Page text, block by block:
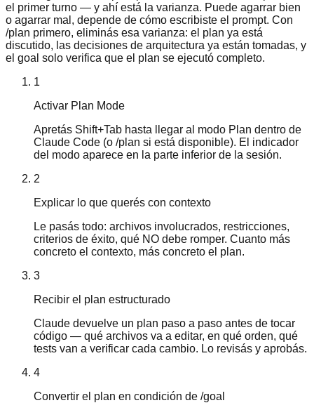
el primer turno — y ahí está la varianza. Puede agarrar bien
o agarrar mal, depende de cómo escribiste el prompt. Con
/plan primero, eliminás esa varianza: el plan ya está
discutido, las decisiones de arquitectura ya están tomadas, y
el goal solo verifica que el plan se ejecutó completo.
1
Activar Plan Mode
Apretás Shift+Tab hasta llegar al modo Plan dentro de
Claude Code (o /plan si está disponible). El indicador
del modo aparece en la parte inferior de la sesión.
2
Explicar lo que querés con contexto
Le pasás todo: archivos involucrados, restricciones,
criterios de éxito, qué NO debe romper. Cuanto más
concreto el contexto, más concreto el plan.
3
Recibir el plan estructurado
Claude devuelve un plan paso a paso antes de tocar
código — qué archivos va a editar, en qué orden, qué
tests van a verificar cada cambio. Lo revisás y aprobás.
4
Convertir el plan en condición de /goal